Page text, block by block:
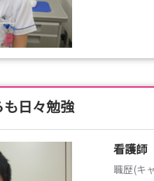
日々勉強
看護
職歴(キ